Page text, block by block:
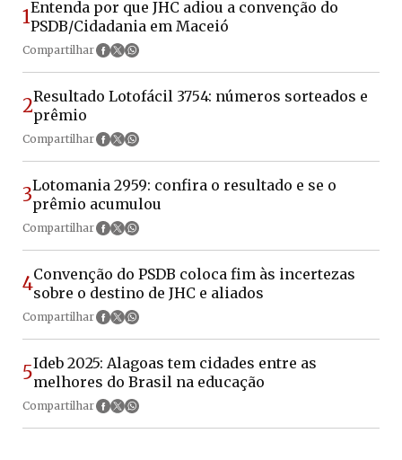
1Entenda por que JHC adiou a convenção do
PSDB/Cidadania em Maceió
Compartilhar
2Resultado Lotofácil 3754: números sorteados e
prêmio
Compartilhar
3Lotomania 2959: confira o resultado e se o
prêmio acumulou
Compartilhar
4Convenção do PSDB coloca fim às incertezas
sobre o destino de JHC e aliados
Compartilhar
5Ideb 2025: Alagoas tem cidades entre as
melhores do Brasil na educação
Compartilhar